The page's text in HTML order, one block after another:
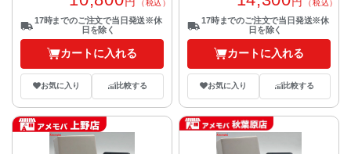
（税込）
17時までのご注文で当日発送※休
日を除く
カートに入れる
お気に入り 比較する
（税込）
17時までのご注文で当日発送※休
日を除く
カートに入れる
お気に入り 比較する